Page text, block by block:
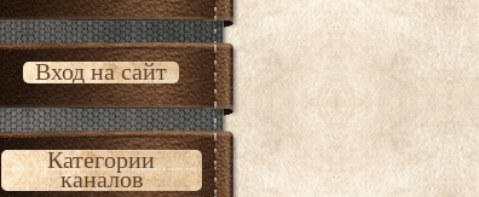
Вход на сайт
Категории
каналов